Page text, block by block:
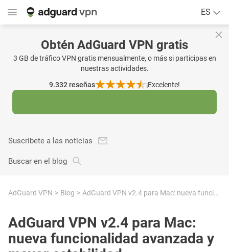
ES
Obtén AdGuard VPN gratis
3 GB de tráfico VPN gratis mensualmente, o más si participas en
nuestras actividades.
9.332reseñas ¡Excelente!
Suscríbete a las noticias
Buscar en el blog
AdGuard VPN Blog AdGuard VPN v2.4 para Mac: nueva funcionalidad avanzada y mayor estabilidad
AdGuard VPN v2.4 para Mac:
nueva funcionalidad avanzada y